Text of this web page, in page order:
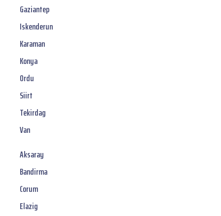
Gaziantep
Iskenderun
Karaman
Konya
Ordu
Siirt
Tekirdag
Van
Aksaray
Bandirma
Corum
Elazig